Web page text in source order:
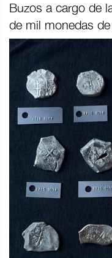
Buzos a cargo de
de mil monedas